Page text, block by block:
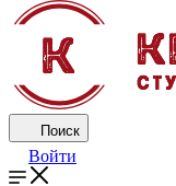
Поиск
Войти